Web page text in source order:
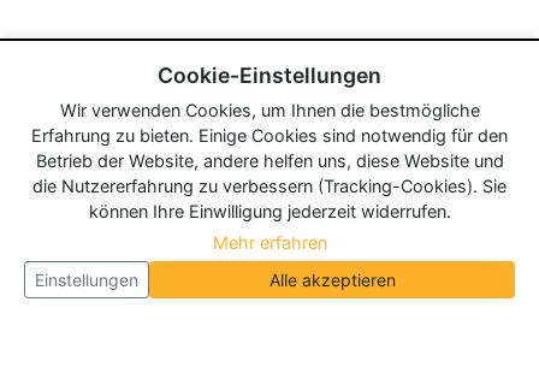
Cookie-Einstellungen
Wir verwenden Cookies, um Ihnen die bestmögliche
Erfahrung zu bieten. Einige Cookies sind notwendig für den
Betrieb der Website, andere helfen uns, diese Website und
die Nutzererfahrung zu verbessern (Tracking-Cookies). Sie
können Ihre Einwilligung jederzeit widerrufen.
Mehr erfahren
Einstellungen
Alle akzeptieren